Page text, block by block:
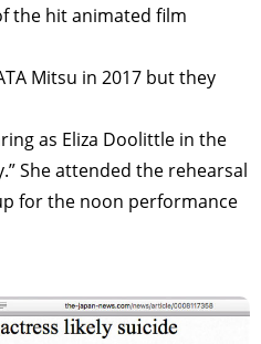
the hit animated film
Mitsu in 2017 but they
as Eliza Doolittle in the
She attended the rehearsal
for the noon performance